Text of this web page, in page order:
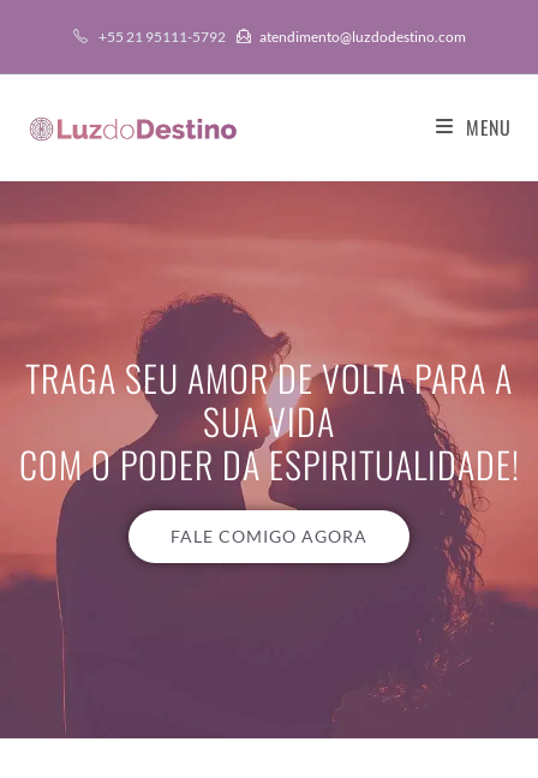
+55 21 95111-5792 atendimento@luzdodestino.com
MENU
TRAGA SEU AMOR DE VOLTA PARA A
SUA VIDA
COM O PODER DA ESPIRITUALIDADE!
FALE COMIGO AGORA